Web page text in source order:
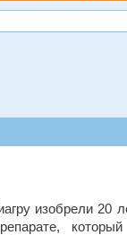
изобрели 20
который